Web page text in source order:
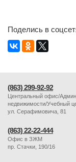
Поделись в
(863) 299-92-92
Центральный офис/
недвижимости/Учебный
ул. Серафимовича, 81
(863) 22-22-444
Офис в ЗЖМ
пр. Стачки, 190/16